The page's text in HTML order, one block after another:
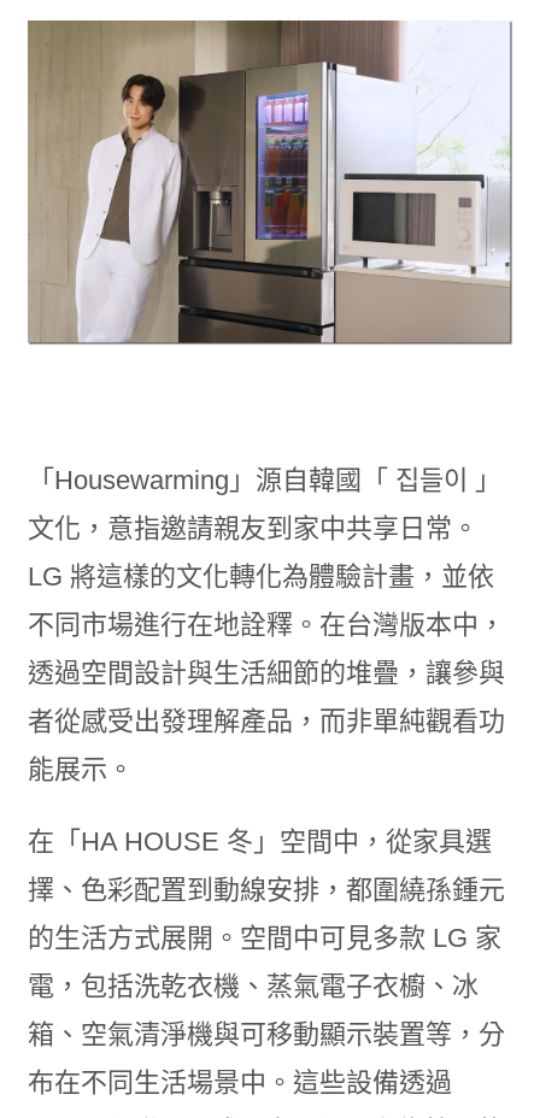
「Housewarming」源自韓國「 집들이 」
文化，意指邀請親友到家中共享日常。
LG 將這樣的文化轉化為體驗計畫，並依
不同市場進行在地詮釋。在台灣版本中，
透過空間設計與生活細節的堆疊，讓參與
者從感受出發理解產品，而非單純觀看功
能展示。
在「HA HOUSE 冬」空間中，從家具選
擇、色彩配置到動線安排，都圍繞孫鍾元
的生活方式展開。空間中可見多款 LG 家
電，包括洗乾衣機、蒸氣電子衣櫥、冰
箱、空氣清淨機與可移動顯示裝置等，分
布在不同生活場景中。這些設備透過